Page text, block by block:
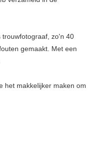
trouwfotograaf, zo'n 40
gemaakt. Met een
het makkelijker maken om